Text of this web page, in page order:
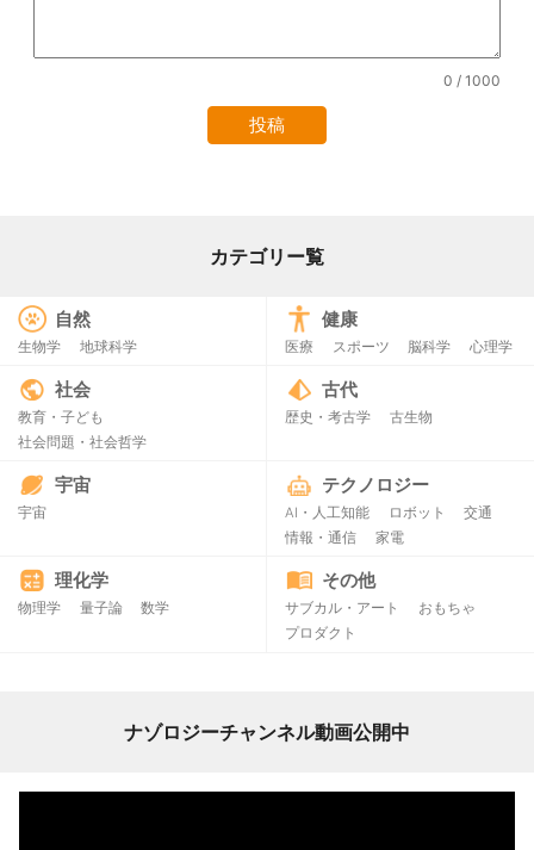
0 / 1000
カテゴリー覧
自然
生物学 地球科学
健康
医療 スポーツ 脳科学 心理学
社会
教育・子ども
社会問題・社会哲学
古代
歴史・考古学 古生物
宇宙
宇宙
テクノロジー
AI・人工知能 ロボット
交通
情報・通信
家電
理化学
物理学 量子論 数学
その他
サブカル・アート
おもちゃ
プロダクト
ナゾロジーチャンネル動画公開中